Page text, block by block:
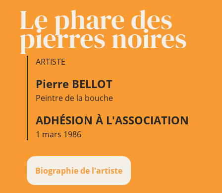
Le phare des
pierres noires
ARTISTE
Pierre BELLOT
Peintre de la bouche
ADHÉSION À L'ASSOCIATION
1 mars 1986
Biographie de l'artiste